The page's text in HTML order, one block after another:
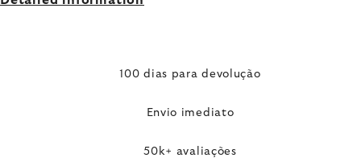
100 dias para devolução
Envio imediato
50k+ avaliações